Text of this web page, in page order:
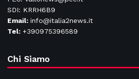
SDI: KRRH6B9
Email: info@italia2news.it
Tel: +390975396589
Chi Siamo